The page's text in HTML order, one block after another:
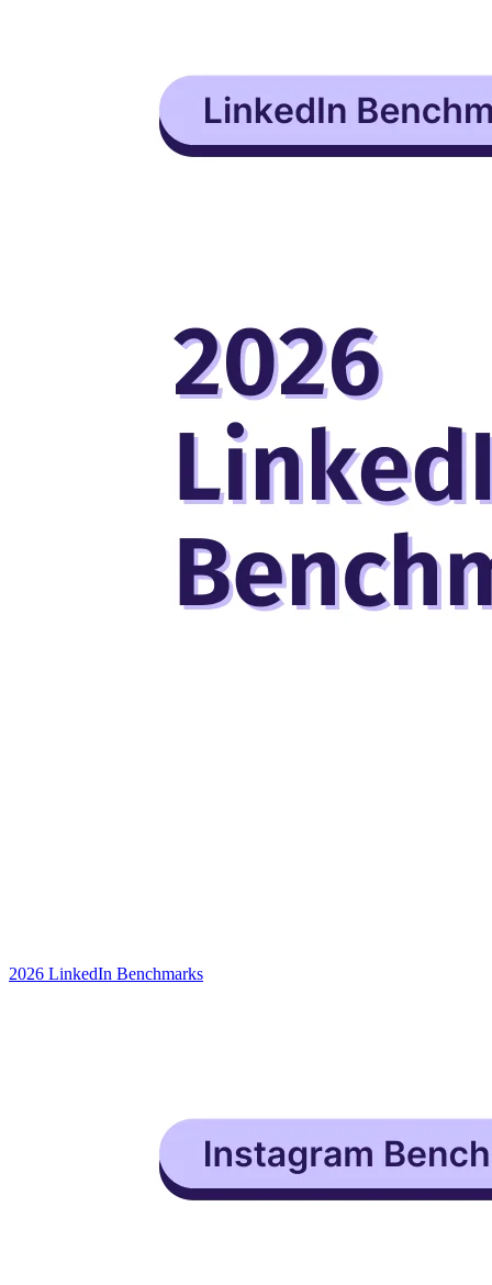
2026 LinkedIn Benchmarks